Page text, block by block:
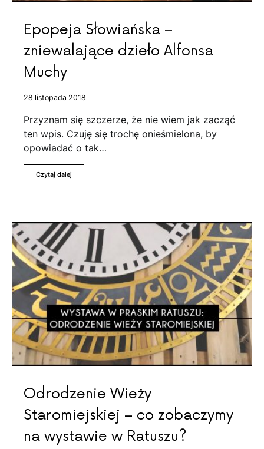
Epopeja Słowiańska –
zniewalające dzieło Alfonsa
Muchy
28 listopada 2018
Przyznam się szczerze, że nie wiem jak zacząć
ten wpis. Czuję się trochę onieśmielona, by
opowiadać o tak…
Czytaj dalej
Odrodzenie Wieży
Staromiejskiej – co zobaczymy
na wystawie w Ratuszu?